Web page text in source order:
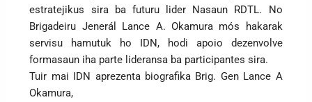
estratejikus sira ba futuru lider Nasaun RDTL. No
Brigadeiru Jenerál Lance A. Okamura mós hakarak
servisu hamutuk ho IDN, hodi apoio dezenvolve
formasaun iha parte lideransa ba participantes sira.
Tuir mai IDN aprezenta biografika Brig. Gen Lance A
Okamura,